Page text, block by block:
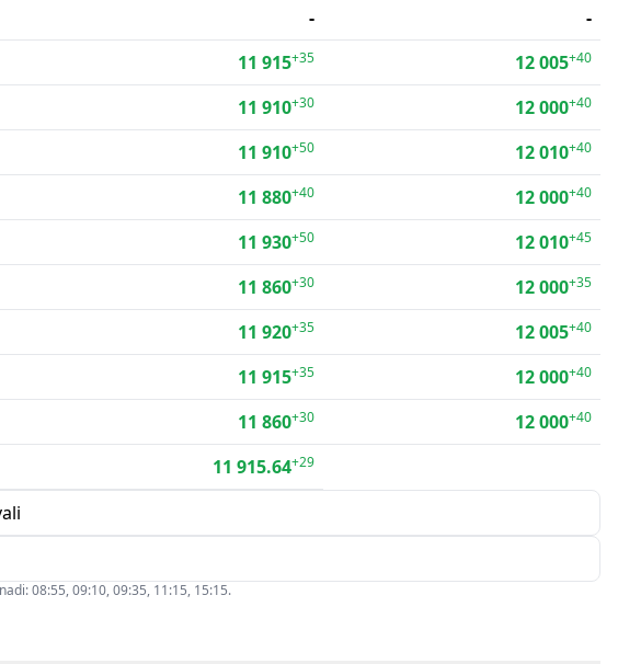
-
-
11 915+35 12 005+40
11 910+30 12 000+40
11 910+50 12 010+40
11 880+40 12 000+40
11 930+50 12 010+45
11 860+30 12 000+35
11 920+35 12 005+40
11 915+35 12 000+40
11 860+30 12 000+40
11 915.64+29
08:55, 09:10, 09:35, 11:15, 15:15.